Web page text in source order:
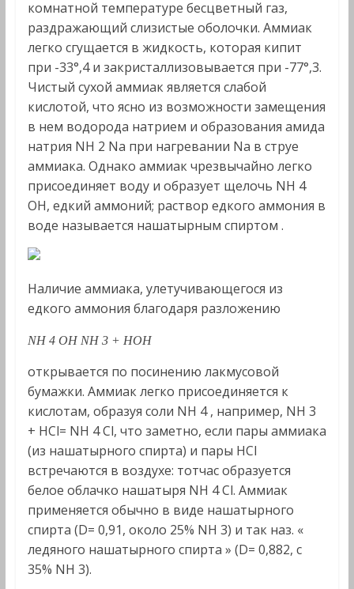
комнатной температуре бесцветный газ,
раздражающий слизистые оболочки. Аммиак
легко сгущается в жидкость, которая кипит
при -33°,4 и закристаллизовывается при -77°,3.
Чистый сухой аммиак является слабой
кислотой, что ясно из возможности замещения
в нем водорода натрием и образования амида
натрия NH 2 Na при нагревании Nа в струе
аммиака. Однако аммиак чрезвычайно легко
присоединяет воду и образует щелочь NH 4
OH, едкий аммоний; раствор едкого аммония в
воде называется нашатырным спиртом .
Наличие аммиака, улетучивающегося из
едкого аммония благодаря разложению
NH 4 OH NH 3 + HOH
открывается по посинению лакмусовой
бумажки. Аммиак легко присоединяется к
кислотам, образуя соли NH 4 , например, NН 3
+ НСl= NН 4 Сl, что заметно, если пары аммиака
(из нашатырного спирта) и пары НСl
встречаются в воздухе: тотчас образуется
белое облачко нашатыря NH 4 Cl. Аммиак
применяется обычно в виде нашатырного
спирта (D= 0,91, около 25% NH 3) и так наз. «
ледяного нашатырного спирта » (D= 0,882, с
35% NH 3).